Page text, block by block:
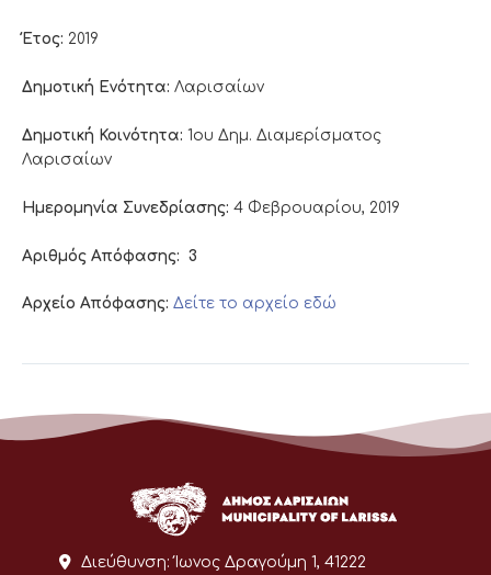
Έτος: 2019
Δημοτική Ενότητα: Λαρισαίων
Δημοτική Κοινότητα: 1ου Δημ. Διαμερίσματος
Λαρισαίων
Ημερομηνία Συνεδρίασης: 4 Φεβρουαρίου, 2019
Αριθμός Απόφασης: 3
Αρχείο Απόφασης: Δείτε το αρχείο εδώ
Διεύθυνση: Ίωνος Δραγούμη 1, 41222